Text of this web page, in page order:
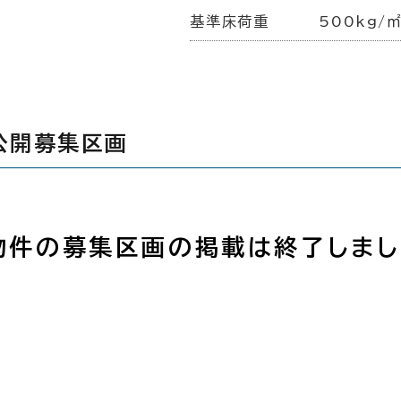
基準床荷重 500kg/
開募集区画
件の募集区画の掲載は終了しまし